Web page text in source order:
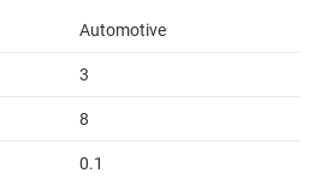
Automotive
3
8
0.1